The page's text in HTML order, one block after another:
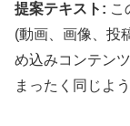
提案テキスト: こ
(動画、画像、投
め込みコンテン
まったく同じよ